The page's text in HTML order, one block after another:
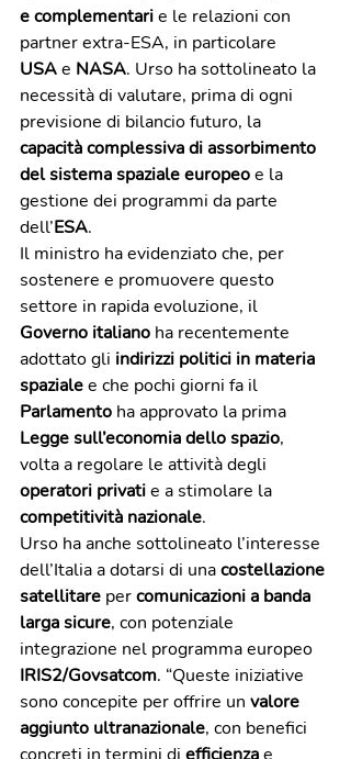
e complementari e le relazioni con
partner extra-ESA, in particolare
USA e NASA. Urso ha sottolineato la
necessità di valutare, prima di ogni
previsione di bilancio futuro, la
capacità complessiva di assorbimento
del sistema spaziale europeo e la
gestione dei programmi da parte
dell’ESA.
Il ministro ha evidenziato che, per
sostenere e promuovere questo
settore in rapida evoluzione, il
Governo italiano ha recentemente
adottato gli indirizzi politici in materia
spaziale e che pochi giorni fa il
Parlamento ha approvato la prima
Legge sull’economia dello spazio,
volta a regolare le attività degli
operatori privati e a stimolare la
competitività nazionale.
Urso ha anche sottolineato l’interesse
dell’Italia a dotarsi di una costellazione
satellitare per comunicazioni a banda
larga sicure, con potenziale
integrazione nel programma europeo
IRIS2/Govsatcom. “Queste iniziative
sono concepite per offrire un valore
aggiunto ultranazionale, con benefici